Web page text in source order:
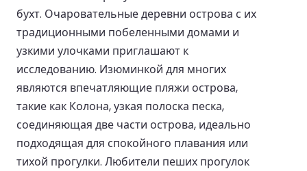
бухт. Очаровательные деревни острова с их
традиционными побеленными домами и
узкими улочками приглашают к
исследованию. Изюминкой для многих
являются впечатляющие пляжи острова,
такие как Колона, узкая полоска песка,
соединяющая две части острова, идеально
подходящая для спокойного плавания или
тихой прогулки. Любители пеших прогулок